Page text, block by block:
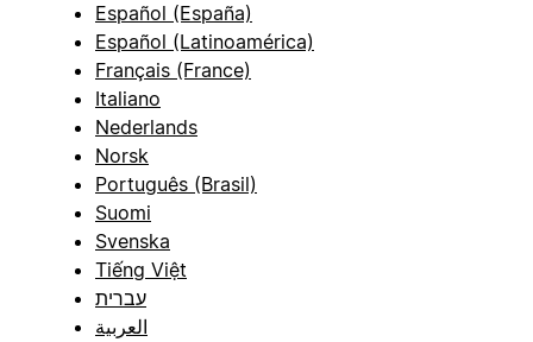
Español (España)
Español (Latinoamérica)
Français (France)
Italiano
Nederlands
Norsk
Português (Brasil)
Suomi
Svenska
Tiếng Việt
עברית
العربية